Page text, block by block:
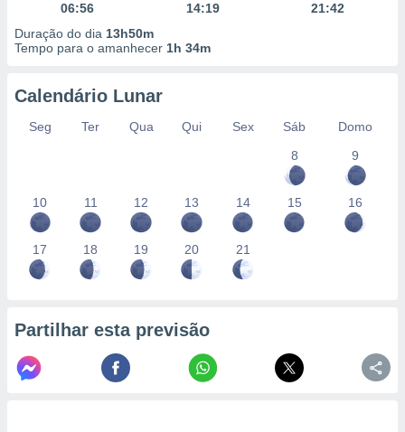
06:56
14:19
21:42
Duração do dia 13h50m
Tempo para o amanhecer 1h 34m
Calendário Lunar
Seg Ter Qua Qui Sex Sáb
Domo
8
9
10 11 12 13 14 15 16
17 18 19 20 21
Partilhar esta previsão